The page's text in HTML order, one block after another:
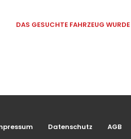
DAS GESUCHTE FAHRZEUG
Datenschutz AGB